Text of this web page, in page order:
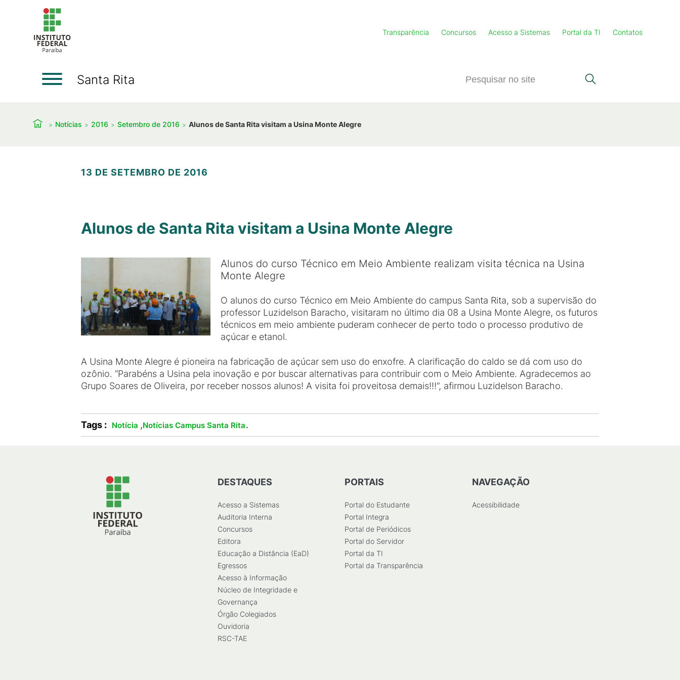
Transparência Concursos Acesso a Sistemas Portal da TI Contatos
Santa Rita
Notícias 2016 Setembro de 2016 Alunos de Santa Rita visitam a Usina Monte Alegre
13 DE SETEMBRO DE 2016
Alunos de Santa Rita visitam a Usina Monte Alegre
Alunos do curso Técnico em Meio Ambiente realizam visita técnica na Usina
Monte Alegre
O alunos do curso Técnico em Meio Ambiente do campus Santa Rita, sob a supervisão do
professor Luzidelson Baracho, visitaram no último dia 08 a Usina Monte Alegre, os futuros
técnicos em meio ambiente puderam conhecer de perto todo o processo produtivo de
açúcar e etanol.
A Usina Monte Alegre é pioneira na fabricação de açúcar sem uso do enxofre. A clarificação do caldo se dá com uso do
ozônio. “Parabéns a Usina pela inovação e por buscar alternativas para contribuir com o Meio Ambiente. Agradecemos ao
Grupo Soares de Oliveira, por receber nossos alunos! A visita foi proveitosa demais!!!”, afirmou Luzidelson Baracho.
Tags : Notícia ,Notícias Campus Santa Rita.
DESTAQUES
Acesso a Sistemas
Auditoria Interna
Concursos
Editora
Educação a Distância (EaD)
Egressos
Acesso à Informação
Núcleo de Integridade e
Governança
Órgão Colegiados
Ouvidoria
RSC-TAE
PORTAIS
Portal do Estudante
Portal Integra
Portal de Periódicos
Portal do Servidor
Portal da TI
Portal da Transparência
NAVEGAÇÃO
Acessibilidade